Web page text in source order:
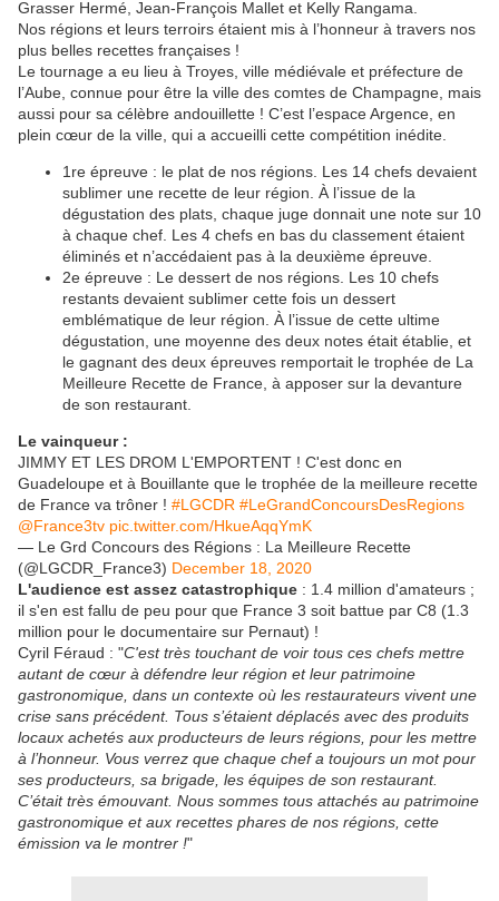
Grasser Hermé, Jean-François Mallet et Kelly Rangama.
Nos régions et leurs terroirs étaient mis à l’honneur à travers nos
plus belles recettes françaises !
Le tournage a eu lieu à Troyes, ville médiévale et préfecture de
l’Aube, connue pour être la ville des comtes de Champagne, mais
aussi pour sa célèbre andouillette ! C’est l’espace Argence, en
plein cœur de la ville, qui a accueilli cette compétition inédite.
1re épreuve : le plat de nos régions. Les 14 chefs devaient
sublimer une recette de leur région. À l’issue de la
dégustation des plats, chaque juge donnait une note sur 10
à chaque chef. Les 4 chefs en bas du classement étaient
éliminés et n’accédaient pas à la deuxième épreuve.
2e épreuve : Le dessert de nos régions. Les 10 chefs
restants devaient sublimer cette fois un dessert
emblématique de leur région. À l’issue de cette ultime
dégustation, une moyenne des deux notes était établie, et
le gagnant des deux épreuves remportait le trophée de La
Meilleure Recette de France, à apposer sur la devanture
de son restaurant.
Le vainqueur :
JIMMY ET LES DROM L'EMPORTENT ! C'est donc en
Guadeloupe et à Bouillante que le trophée de la meilleure recette
de France va trôner ! #LGCDR #LeGrandConcoursDesRegions
@France3tv pic.twitter.com/HkueAqqYmK
— Le Grd Concours des Régions : La Meilleure Recette
(@LGCDR_France3) December 18, 2020
L'audience est assez catastrophique : 1.4 million d'amateurs ;
il s'en est fallu de peu pour que France 3 soit battue par C8 (1.3
million pour le documentaire sur Pernaut) !
Cyril Féraud : "C'est très touchant de voir tous ces chefs mettre
autant de cœur à défendre leur région et leur patrimoine
gastronomique, dans un contexte où les restaurateurs vivent une
crise sans précédent. Tous s’étaient déplacés avec des produits
locaux achetés aux producteurs de leurs régions, pour les mettre
à l’honneur. Vous verrez que chaque chef a toujours un mot pour
ses producteurs, sa brigade, les équipes de son restaurant.
C’était très émouvant. Nous sommes tous attachés au patrimoine
gastronomique et aux recettes phares de nos régions, cette
émission va le montrer !"